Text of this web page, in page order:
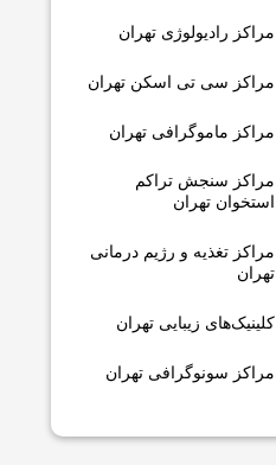
مراکز رادیولوژی تهران
مراکز سی تی اسکن تهران
مراکز ماموگرافی تهران
مراکز سنجش تراکم
استخوان تهران
مراکز تغذیه و رژیم درمانی
تهران
کلینیک‌های زیبایی تهران
مراکز سونوگرافی تهران